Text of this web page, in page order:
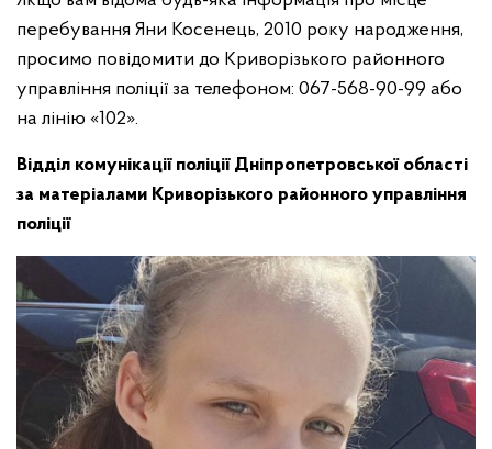
перебування Яни Косенець, 2010 року народження,
просимо повідомити до Криворізького районного
управління поліції за телефоном: 067-568-90-99 або
на лінію «102».
Відділ комунікації поліції Дніпропетровської області
за матеріалами Криворізького районного управління
поліції